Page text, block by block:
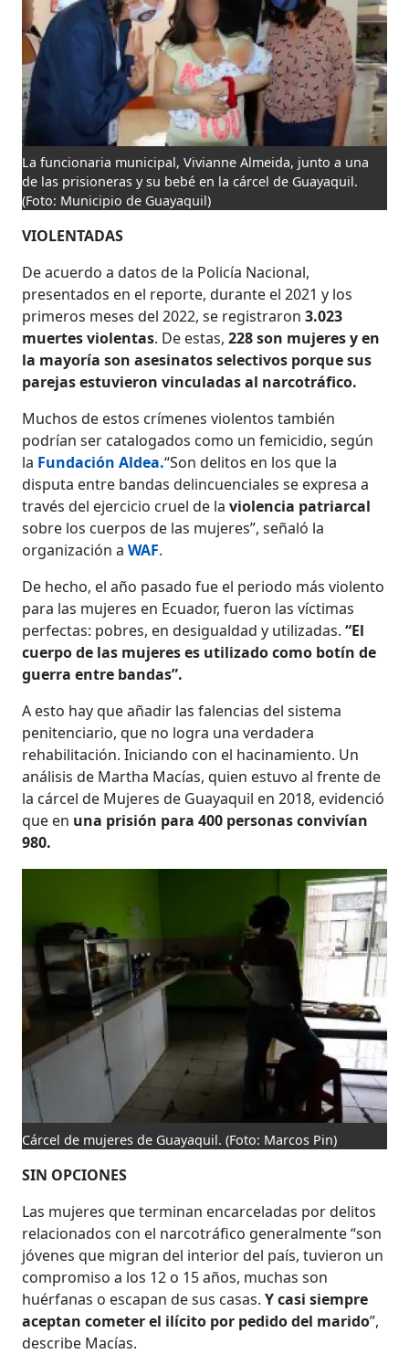
La funcionaria municipal, Vivianne Almeida, junto a una
de las prisioneras y su bebé en la cárcel de Guayaquil.
(Foto: Municipio de Guayaquil)
VIOLENTADAS
De acuerdo a datos de la Policía Nacional,
presentados en el reporte, durante el 2021 y los
primeros meses del 2022, se registraron3.023
muertes violentas. De estas,228 son mujeres y en
la mayoría son asesinatos selectivos porque sus
parejas estuvieron vinculadas al narcotráfico.
Muchos de estos crímenes violentos también
podrían ser catalogados como un femicidio, según
la Fundación Aldea.“Son delitos en los que la
disputa entre bandas delincuenciales se expresa a
través del ejercicio cruel de laviolencia patriarcal
sobre los cuerpos de las mujeres”, señaló la
organización aWAF.
De hecho, el año pasado fue el periodo más violento
para las mujeres en Ecuador, fueron las víctimas
perfectas: pobres, en desigualdad y utilizadas.“El
cuerpo de las mujeres es utilizado como botín de
guerra entre bandas”.
A esto hay que añadir las falencias del sistema
penitenciario, que no logra una verdadera
rehabilitación. Iniciando con el hacinamiento. Un
análisis de Martha Macías, quien estuvo al frente de
la cárcel de Mujeres de Guayaquil en 2018, evidenció
que en una prisión para 400 personas convivían
980.
Cárcel de mujeres de Guayaquil. (Foto: Marcos Pin)
SIN OPCIONES
Las mujeres que terminan encarceladas por delitos
relacionados con el narcotráfico generalmente “son
jóvenes que migran del interior del país, tuvieron un
compromiso a los 12 o 15 años, muchas son
huérfanas o escapan de sus casas.Y casi siempre
aceptan cometer el ilícito por pedido del marido”,
describe Macías.